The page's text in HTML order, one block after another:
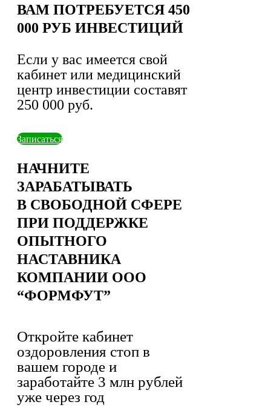
ВАМ ПОТРЕБУЕТСЯ 450
000 РУБ ИНВЕСТИЦИЙ
Если у вас имеется свой
кабинет или медицинский
центр инвестиции составят
250 000 руб.
Записаться
НАЧНИТЕ
ЗАРАБАТЫВАТЬ
В СВОБОДНОЙ СФЕРЕ
ПРИ ПОДДЕРЖКЕ
ОПЫТНОГО
НАСТАВНИКА
КОМПАНИИ ООО
“ФОРМФУТ”
Откройте кабинет
оздоровления стоп в
вашем городе и
заработайте 3 млн рублей
уже через год